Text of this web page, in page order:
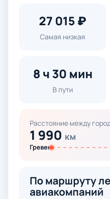
27 015 ₽
Самая низкая
8 ч 30 мин
В пути
Расстояние между
1 990 км
Гревен
По маршруту
авиакомпаний